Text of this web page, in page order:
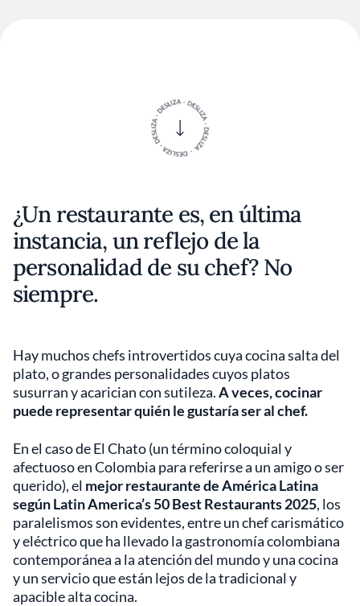
¿Un restaurante es, en última
instancia, un reflejo de la
personalidad de su chef? No
siempre.
Hay muchos chefs introvertidos cuya cocina salta del
plato, o grandes personalidades cuyos platos
susurran y acarician con sutileza.A veces, cocinar
puede representar quién le gustaría ser al chef.
En el caso de El Chato (un término coloquial y
afectuoso en Colombia para referirse a un amigo o ser
querido), el mejor restaurante de América Latina
según Latin America’s 50 Best Restaurants 2025, los
paralelismos son evidentes, entre un chef carismático
y eléctrico que ha llevado la gastronomía colombiana
contemporánea a la atención del mundo y una cocina
y un servicio que están lejos de la tradicional y
apacible alta cocina.